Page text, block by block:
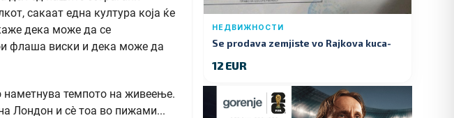
сакаат една култура која ќе
дека може да се
флаша виски и дека може да
наметнува темпото на живеење.
Лондон и сè тоа во пижами...
НЕДВИЖНОСТИ
Se prodava zemjiste vo Rajkova kuca-
12 EUR